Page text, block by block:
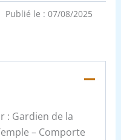
Publié le : 07/08/2025
: Gardien de la
– Comporte